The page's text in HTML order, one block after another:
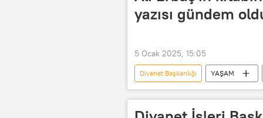
yazısı gündem
5 Ocak 2025, 15:05
Diyanet Başkanlığı YAŞAM
doyurucu ekmek